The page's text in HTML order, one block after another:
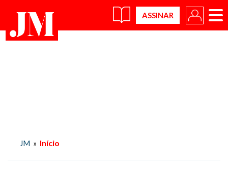
×
JM » Início